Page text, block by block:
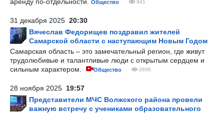
Общество 841
31 декабря 2025 20:30
Вячеслав Федорищев поздравил жителей
Самарской области с наступающим Новым Годом
Самарская область – это замечательный регион, где живут
трудолюбивые и талантливые люди с открытым сердцем и
сильным характером.
Общество 2656
28 ноября 2025 19:57
Представители МЧС Волжского района провели
важную встречу с учениками образовательного